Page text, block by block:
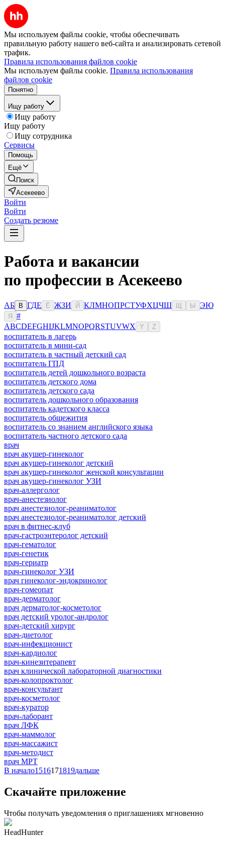
Мы используем файлы cookie, чтобы обеспечивать
правильную работу нашего веб-сайта и анализировать сетевой
трафик.
Правила использования файлов cookie
Мы используем файлы cookie. Правила использования
файлов cookie
Понятно
Ищу работу
Ищу работу
Ищу работу
Ищу сотрудника
Сервисы
Помощь
Ещё
Поиск
Асекеево
Войти
Войти
Создать резюме
Работа и вакансии
по профессии в Асекеево
АБ В ГДЕ Ё ЖЗИ Й КЛМНОПРСТУФХЦЧШ Ы ЭЮ
Я
#
ABCDEFGHIJKLMNOPQRSTUVWX Y Z
воспитатель в лагерь
воспитатель в мини-сад
воспитатель в частный детский сад
воспитатель ГПД
воспитатель детей дошкольного возраста
воспитатель детского дома
воспитатель детского сада
воспитатель дошкольного образования
воспитатель кадетского класса
воспитатель общежития
воспитатель со знанием английского языка
воспитатель частного детского сада
врач
врач акушер-гинеколог
врач акушер-гинеколог детский
врач акушер-гинеколог женской консультации
врач акушер-гинеколог УЗИ
врач-аллерголог
врач-анестезиолог
врач анестезиолог-реаниматолог
врач анестезиолог-реаниматолог детский
врач в фитнес-клуб
врач-гастроэнтеролог детский
врач-гематолог
врач-генетик
врач-гериатр
врач-гинеколог УЗИ
врач гинеколог-эндокринолог
врач-гомеопат
врач-дерматолог
врач дерматолог-косметолог
врач детский уролог-андролог
врач-детский хирург
врач-диетолог
врач-инфекционист
врач-кардиолог
врач-кинезитерапевт
врач клинической лабораторной диагностики
врач-колопроктолог
врач-консультант
врач-косметолог
врач-куратор
врач-лаборант
врач ЛФК
врач-маммолог
врач-массажист
врач-методист
врач МРТ
В начало1516171819дальше
Скачайте приложение
Чтобы получать уведомления о приглашениях мгновенно
HeadHunter